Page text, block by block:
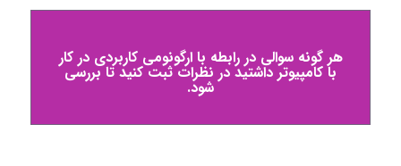
هر گونه سوالی در رابطه با ارگونومی کاربردی در کار
با کامپیوتر داشتید در نظرات ثبت کنید تا بررسی
شود.